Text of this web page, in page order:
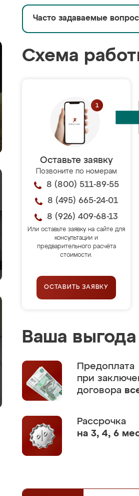
Часто задаваемые
Схема
Оставьте заявку
Позвоните по номерам
8 (800) 511-89-55
8 (495) 665-24-01
8 (926) 409-68-13
Или оставьте заявку на сайте для
консультации и
предварительного расчёта
стоимости.
ОСТАВИТЬ ЗАЯВКУ
Ваша
Предоплата
при
договора
Рассрочка
на 3, 4, 6